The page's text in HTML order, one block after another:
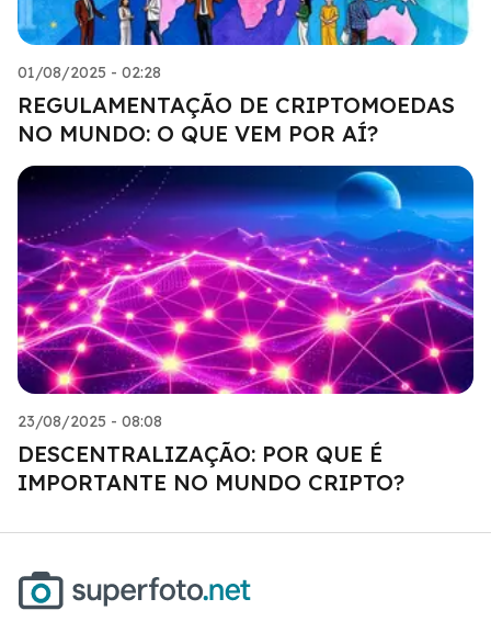
01/08/2025 - 02:28
REGULAMENTAÇÃO DE CRIPTOMOEDAS
NO MUNDO: O QUE VEM POR AÍ?
23/08/2025 - 08:08
DESCENTRALIZAÇÃO: POR QUE É
IMPORTANTE NO MUNDO CRIPTO?